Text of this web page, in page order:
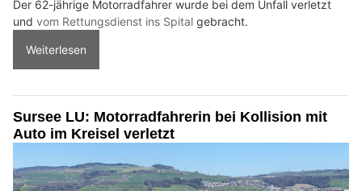
Der 62-jährige Motorradfahrer wurde bei dem Unfall verletzt
und vom Rettungsdienst ins Spital gebracht.
Weiterlesen
Sursee LU: Motorradfahrerin bei Kollision mit
Auto im Kreisel verletzt